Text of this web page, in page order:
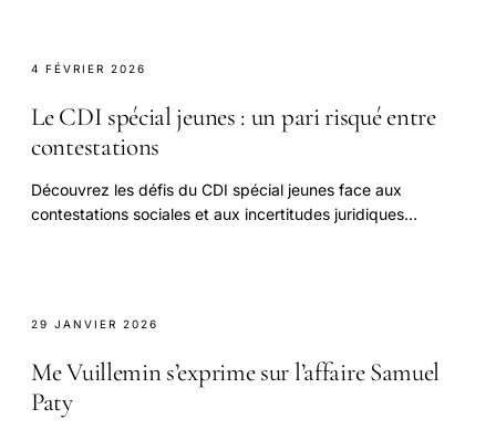
4 FÉVRIER 2026
Le CDI spécial jeunes : un pari risqué entre
contestations
Découvrez les défis du CDI spécial jeunes face aux
contestations sociales et aux incertitudes juridiques
29 JANVIER 2026
Me Vuillemin s’exprime sur l’affaire Samuel
Paty